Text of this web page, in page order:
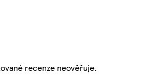
recenze neověřuje.